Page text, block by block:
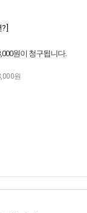
]
원이 청구됩니다.
원